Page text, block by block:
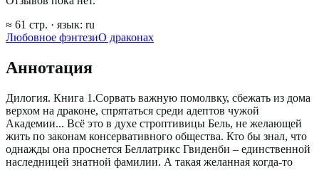
≈ 61 стр. · язык: ru
Любовное фэнтезиО драконах
Аннотация
Дилогия. Книга 1.Сорвать важную помолвку, сбежать из дома
верхом на драконе, спрятаться среди адептов чужой
Академии... Всё это в духе строптивицы Бель, не желающей
жить по законам консервативного общества. Кто бы знал, что
однажды она проснется Беллатрикс Гвиденби – единственной
наследницей знатной фамилии. А такая желанная когда-то